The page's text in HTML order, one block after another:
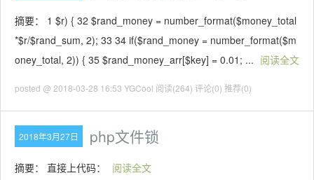
摘要： 1 $r) { 32 $rand_money = number_format($money_total
*$r/$rand_sum, 2); 33 34 if($rand_money = number_format($m
oney_total, 2)) { 35 $rand_money_arr[$key] = 0.01; ... 阅读全文
posted @ 2018-03-28 16:53 YGCool 阅读(264) 评论(0) 推荐(0)
2018年3月27日 php文件锁
摘要： 直接上代码： 阅读全文